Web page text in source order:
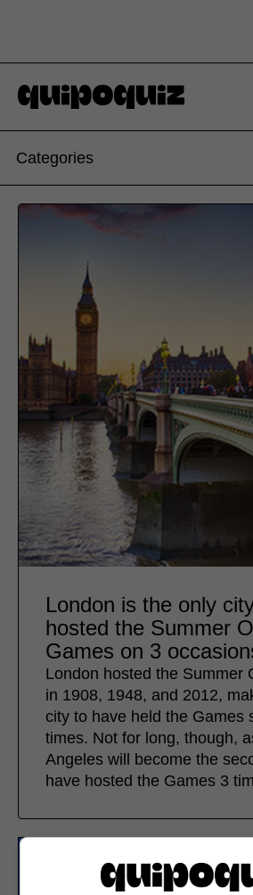
Categories
London is the only
hosted the Summer
Games on 3
London hosted the Summer
in 1908, 1948, and 2012,
city to have held the Games
times. Not for long, though,
Angeles will become the
have hosted the Games 3
Subscribe to our